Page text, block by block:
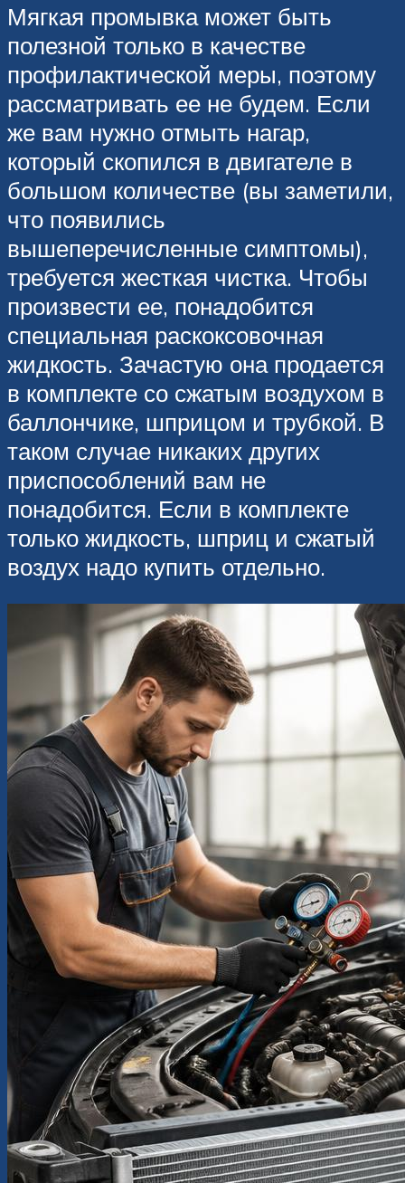
Мягкая промывка может быть
полезной только в качестве
профилактической меры, поэтому
рассматривать ее не будем. Если
же вам нужно отмыть нагар,
который скопился в двигателе в
большом количестве (вы заметили,
что появились
вышеперечисленные симптомы),
требуется жесткая чистка. Чтобы
произвести ее, понадобится
специальная раскоксовочная
жидкость. Зачастую она продается
в комплекте со сжатым воздухом в
баллончике, шприцом и трубкой. В
таком случае никаких других
приспособлений вам не
понадобится. Если в комплекте
только жидкость, шприц и сжатый
воздух надо купить отдельно.